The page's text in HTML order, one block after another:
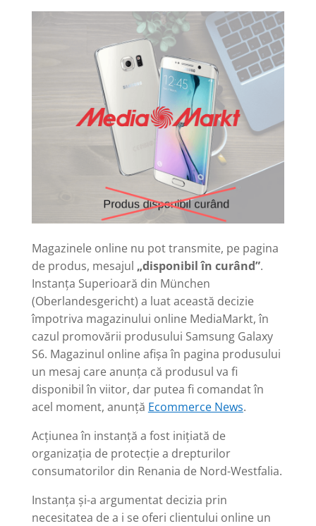
Magazinele online nu pot transmite, pe pagina
de produs, mesajul „disponibil în curând”.
Instanța Superioară din München
(Oberlandesgericht) a luat această decizie
împotriva magazinului online MediaMarkt, în
cazul promovării produsului Samsung Galaxy
S6. Magazinul online afișa în pagina produsului
un mesaj care anunța că produsul va fi
disponibil în viitor, dar putea fi comandat în
acel moment, anunță Ecommerce News.
Acțiunea în instanță a fost inițiată de
organizația de protecție a drepturilor
consumatorilor din Renania de Nord-Westfalia.
Instanța și-a argumentat decizia prin
necesitatea de a i se oferi clientului online un